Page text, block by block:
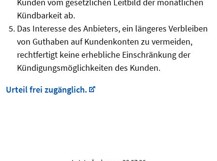
Kunden vom gesetzlichen Leitbild der monatlichen
Kündbarkeit ab.
Das Interesse des Anbieters, ein längeres Verbleiben
von Guthaben auf Kundenkonten zu vermeiden,
rechtfertigt keine erhebliche Einschränkung der
Kündigungsmöglichkeiten des Kunden.
Urteil frei zugänglich.